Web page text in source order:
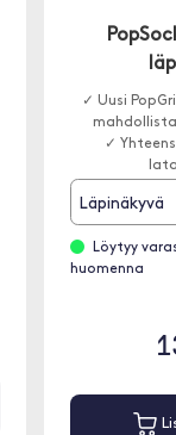
✓ Uusi
✓
Läpinäkyvä
Löytyy
huomenna